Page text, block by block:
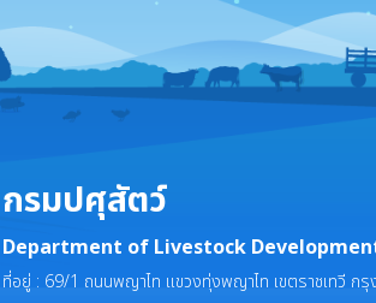
กรมปศุสัตว์
Department of Livestock
ที่อยู่ : 69/1 ถนนพญาไท แขวงทุ่งพญาไท เขตราชเทวี ก